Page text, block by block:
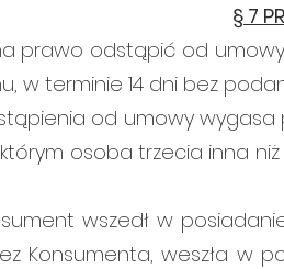
§ 7
prawo odstąpić od
w terminie 14 dni bez
od umowy wygasa
osoba trzecia inna
wszedł w
Konsumenta, weszła w